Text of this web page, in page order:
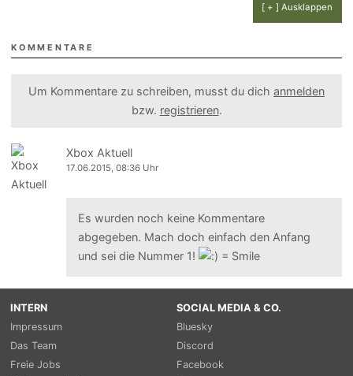
[ + ] Ausklappen
KOMMENTARE
Um Kommentare zu schreiben, musst du dich anmelden
bzw. registrieren.
Xbox Aktuell
17.06.2015, 08:36 Uhr
Es wurden noch keine Kommentare
abgegeben. Mach doch einfach den Anfang
und sei die Nummer 1!
INTERN
Impressum
Das Team
Freie Jobs
SOCIAL MEDIA & CO.
Bluesky
Discord
Facebook